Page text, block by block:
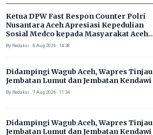
Ketua DPW Fast Respon Counter Polri
Nusantara Aceh Apresiasi Kepedulian
Sosial Medco kepada Masyarakat Aceh
Timur
By Redaksi . 8 Aug 2026 - 14:38
Didampingi Wagub Aceh, Wapres Tinjau
Jembatan Lumut dan Jembatan Kendawi
By Redaksi . 7 Aug 2026 - 11:34
Didampingi Wagub Aceh, Wapres Tinjau
Jembatan Lumut dan Jembatan Kendawi